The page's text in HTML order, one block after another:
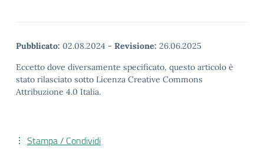
Pubblicato: 02.08.2024 - Revisione: 26.06.2025
Eccetto dove diversamente specificato, questo articolo è
stato rilasciato sotto Licenza Creative Commons
Attribuzione 4.0 Italia.
Stampa / Condividi